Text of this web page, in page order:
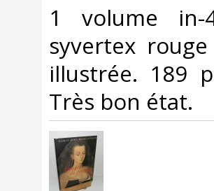
‎1 volume in-
syvertex
illustrée. 189
Très bon état. ‎